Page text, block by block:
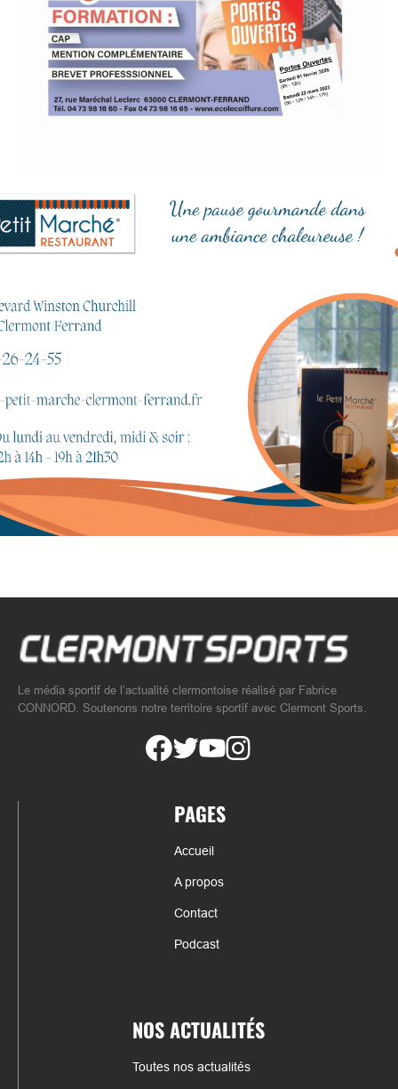
Le média sportif de l’actualité clermontoise réalisé par Fabrice
CONNORD. Soutenons notre territoire sportif avec Clermont Sports.
PAGES
Accueil
A propos
Contact
Podcast
NOS ACTUALITÉS
Toutes nos actualités